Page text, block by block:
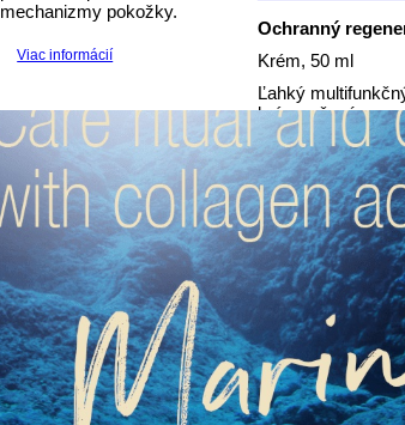
mechanizmy pokožky.
Viac informácií
Ochranný
Krém, 50 ml
Ľahký
krém určený pre
zmiešanú pleť.
spoľahlivú
a UVB žiarením,
predchádzať
starnutiu pokožky
reguluje tvorbu
mazu. Pleť pôsobí
hladšie a viditeľne
zjednotenejšie.
Viac informácií